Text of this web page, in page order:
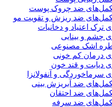
ضد چروک پوست
ضد ریزش و تقویت مو
ترک اعتیاد و دخانیات
چشم و بینایی
اشک مصنوعی
درمان کم خونی
دیابت و قند خون
سرماخوردگی و آنفولانزا
ضد آبریزش بینی
ضد احتقان
ضد سرفه